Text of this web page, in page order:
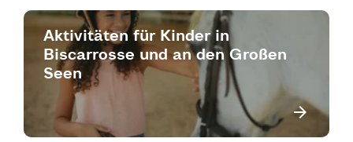
Aktivitäten für Kinder in
Biscarrosse und an den Großen
Seen